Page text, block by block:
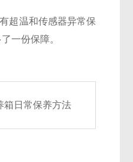
超温和传感器异常保
一份保障。
箱日常保养方法